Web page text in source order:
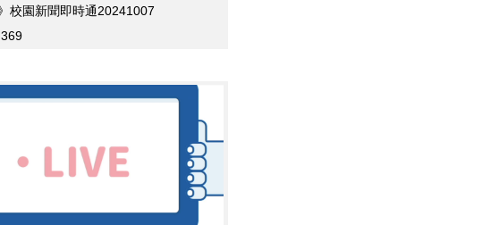
校園新聞即時通20241007
369